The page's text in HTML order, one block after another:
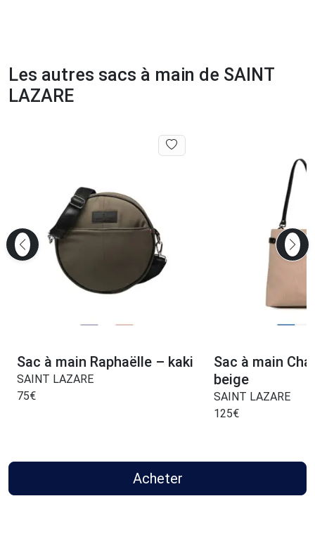
Les autres sacs à main de SAINT
LAZARE
Sac à main Raphaëlle – kaki
SAINT LAZARE
75€
Sac à main
beige
SAINT LAZARE
125€
Acheter